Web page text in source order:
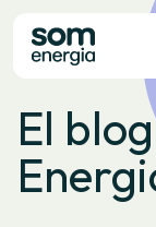
Tarifes
Serveis
Empreses
El